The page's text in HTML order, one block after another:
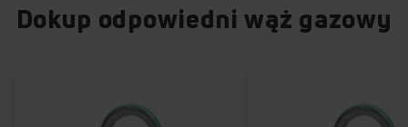
Dokup odpowiedni wąż gazowy